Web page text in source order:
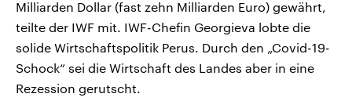
Milliarden Dollar (fast zehn Milliarden Euro) gewährt,
teilte der IWF mit. IWF-Chefin Georgieva lobte die
solide Wirtschaftspolitik Perus. Durch den „Covid-19-
Schock“ sei die Wirtschaft des Landes aber in eine
Rezession gerutscht.